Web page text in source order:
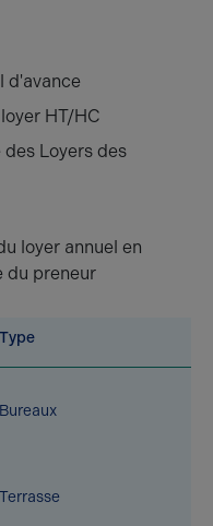
d'avance
HT/HC
des Loyers des
loyer annuel en
du preneur
Type
Bureaux
Terrasse